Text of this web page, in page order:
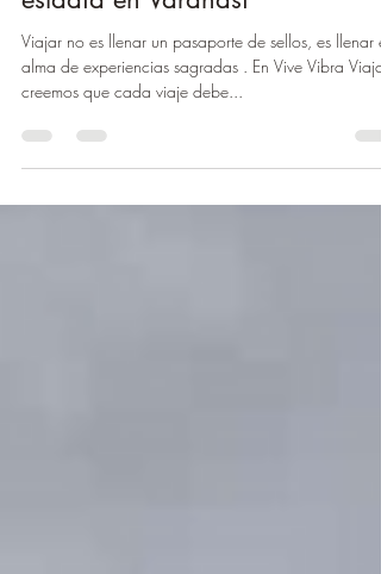
vivevibraviaja
30 sept 2025
3 min de lectura
5 cosas que aprendí en mi
creemos que cada viaje debe...